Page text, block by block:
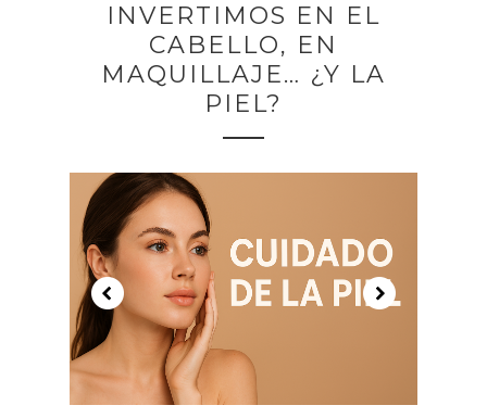
INVERTIMOS EN EL
CABELLO, EN
MAQUILLAJE… ¿Y LA
PIEL?